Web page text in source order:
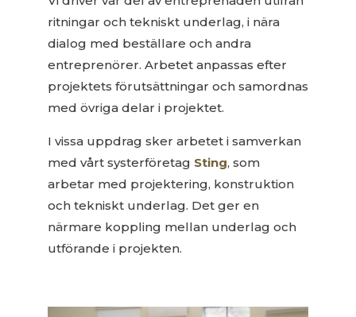
ritningar och tekniskt underlag, i nära
dialog med beställare och andra
entreprenörer. Arbetet anpassas efter
projektets förutsättningar och samordnas
med övriga delar i projektet.
I vissa uppdrag sker arbetet i samverkan
med vårt systerföretag Sting, som
arbetar med projektering, konstruktion
och tekniskt underlag. Det ger en
närmare koppling mellan underlag och
utförande i projekten.